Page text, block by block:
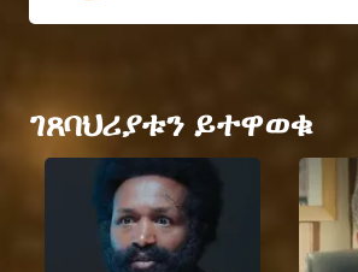
ገጸባህሪያቱን ይተዋወቁ